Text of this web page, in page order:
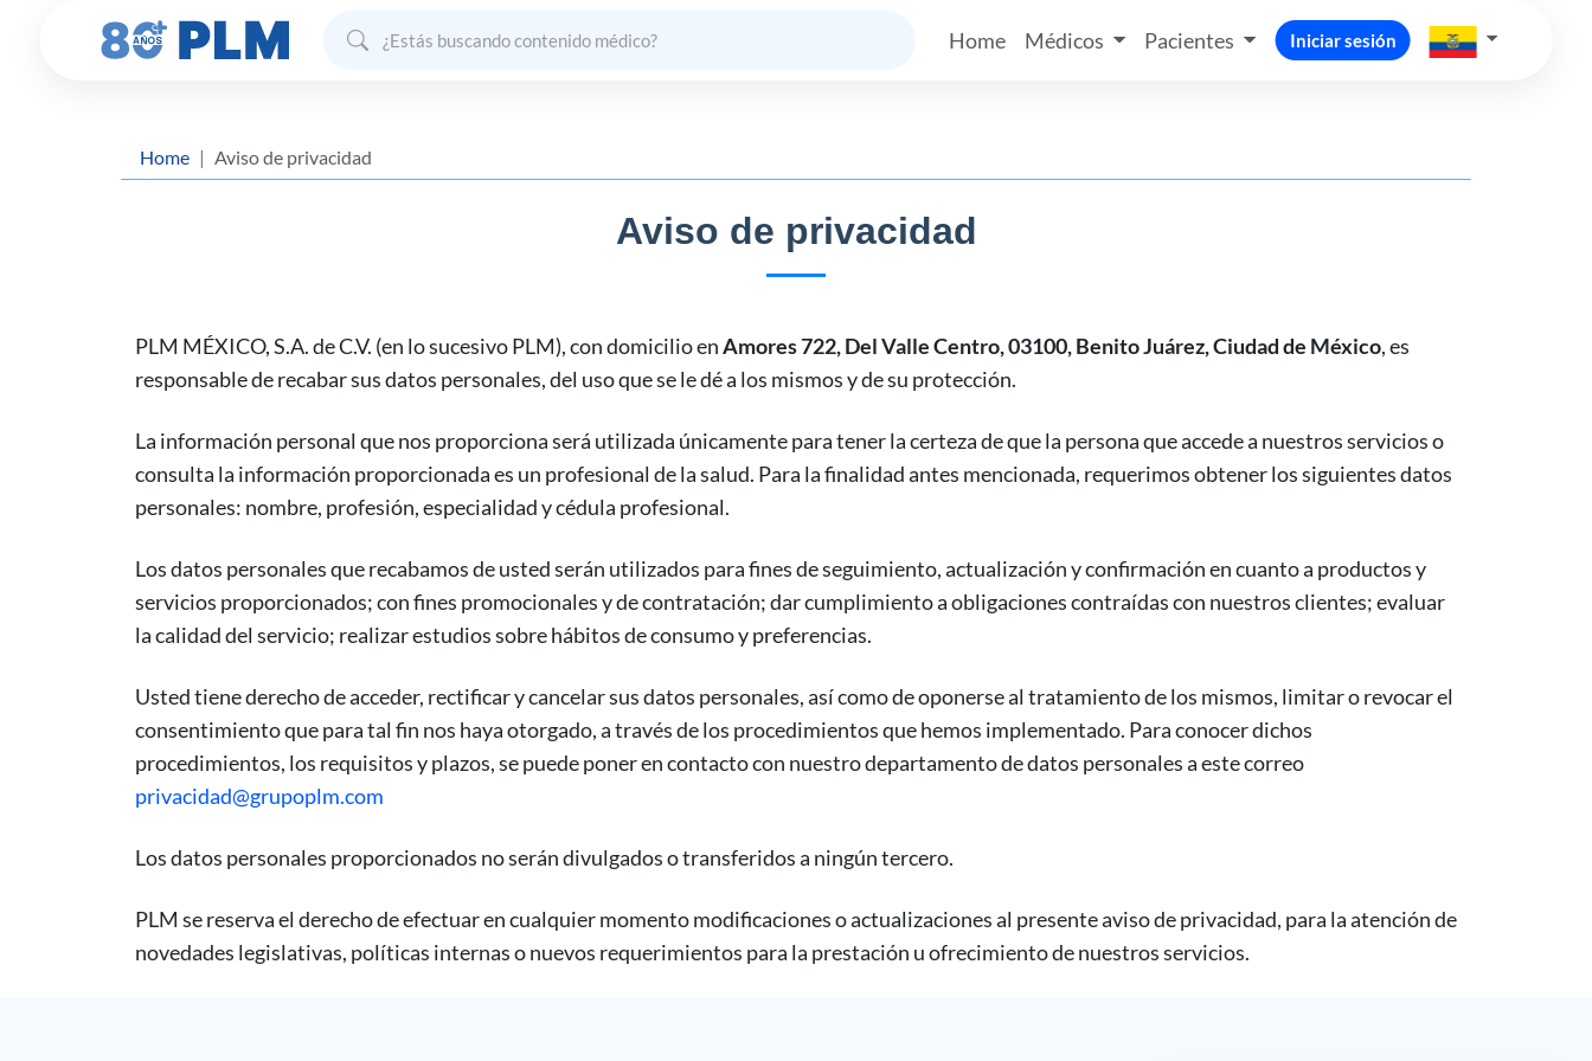
Home Médicos Pacientes Iniciar sesión
Home Aviso de privacidad
Aviso de privacidad
PLM MÉXICO, S.A. de C.V. (en lo sucesivoPLM), con domicilio enAmores 722, Del Valle Centro, 03100, Benito Juárez, Ciudad de México, es
responsable de recabar sus datos personales, del uso que se le dé a los mismos y de su protección.
La información personal que nos proporciona será utilizada únicamente para tener la certeza de que la persona que accede a nuestros servicios o
consulta la información proporcionada es un profesional de la salud. Para la finalidad antes mencionada, requerimos obtener los siguientes datos
personales: nombre, profesión, especialidad y cédula profesional.
Los datos personales que recabamos de usted serán utilizados para fines de seguimiento, actualización y confirmación en cuanto a productos y
servicios proporcionados; con fines promocionales y de contratación; dar cumplimiento a obligaciones contraídas con nuestros clientes; evaluar
la calidad del servicio; realizar estudios sobre hábitos de consumo y preferencias.
Usted tiene derecho de acceder, rectificar y cancelar sus datos personales, así como de oponerse al tratamiento de los mismos, limitar o revocar el
consentimiento que para tal fin nos haya otorgado, a través de los procedimientos que hemos implementado. Para conocer dichos
procedimientos, los requisitos y plazos, se puede poner en contacto con nuestro departamento de datos personales a este correo
privacidad@grupoplm.com
Los datos personales proporcionados no serán divulgados o transferidos a ningún tercero.
PLM se reserva el derecho de efectuar en cualquier momento modificaciones o actualizaciones al presente aviso de privacidad, para la atención de
novedades legislativas, políticas internas o nuevos requerimientos para la prestación u ofrecimiento de nuestros servicios.